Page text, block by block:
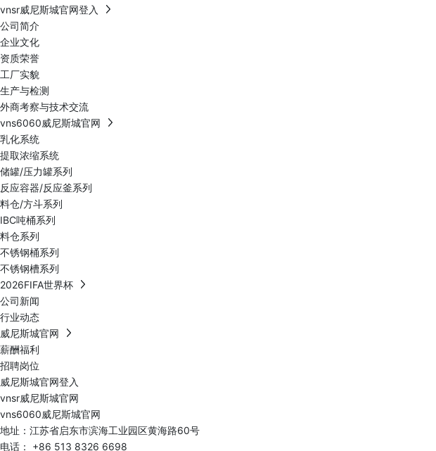
vnsr威尼斯城官网登入
公司简介
企业文化
资质荣誉
工厂实貌
生产与检测
外商考察与技术交流
vns6060威尼斯城官网
乳化系统
提取浓缩系统
储罐/压力罐系列
反应容器/反应釜系列
料仓/方斗系列
IBC吨桶系列
料仓系列
不锈钢桶系列
不锈钢槽系列
2026FIFA世界杯
公司新闻
行业动态
威尼斯城官网
薪酬福利
招聘岗位
威尼斯城官网登入
vnsr威尼斯城官网
vns6060威尼斯城官网
地址：江苏省启东市滨海工业园区黄海路60号
电话： +86 513 8326 6698